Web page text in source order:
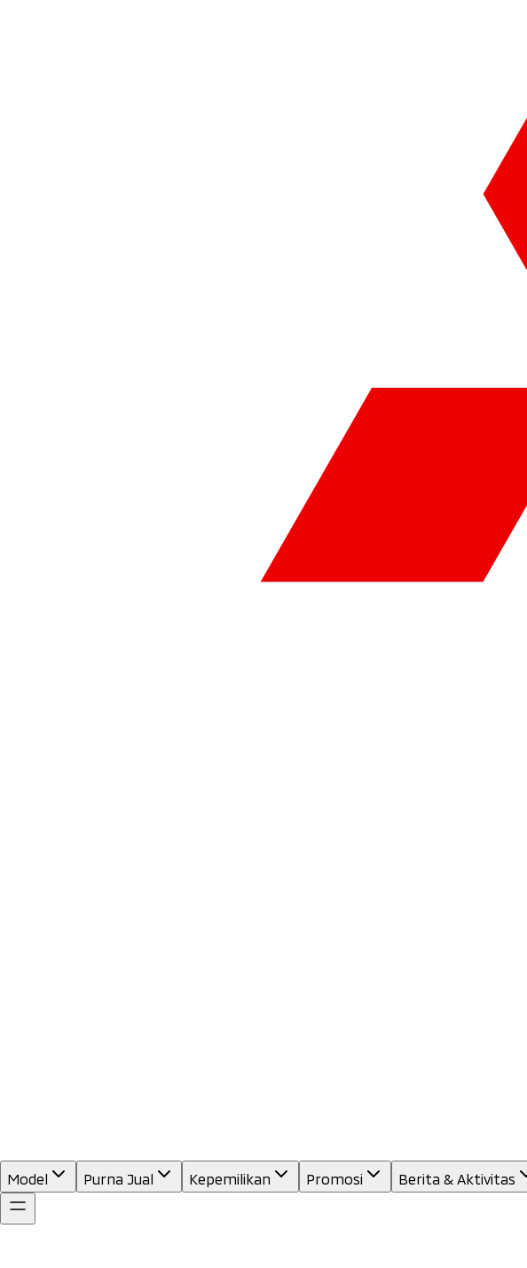
Model Purna Jual Kepemilikan Promosi Berita & Aktivitas